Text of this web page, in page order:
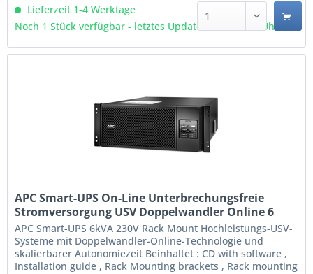
Lieferzeit 1-4 Werktage
Noch 1 Stück verfügbar - letztes Update 07.08 - 3:03 Uhr
APC Smart-UPS On-Line Unterbrechungsfreie
Stromversorgung USV Doppelwandler Online 6
kVA 6000 W 10 AC-Ausgänge (SRT6KRMXLI-6W)
APC Smart-UPS 6kVA 230V Rack Mount Hochleistungs-USV-
Systeme mit Doppelwandler-Online-Technologie und
skalierbarer Autonomiezeit Beinhaltet : CD with software ,
Installation guide , Rack Mounting brackets , Rack mounting